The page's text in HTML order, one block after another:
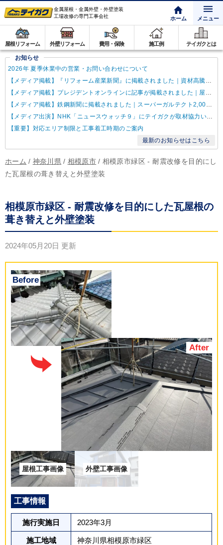
金属屋根・金属外壁・外壁塗装
工場改修の専門工事会社
ホーム メニュー
屋根リフォーム 外壁リフォーム 費用・保険 施工例 テイガクとは
お知らせ
2026年 夏季休業中の営業・お問い合わせについて
【メディア掲載】『リフォーム産業新聞』に掲載されました｜資材高騰・納期遅延に対するテイガクの取り組み
【メディア掲載】プレジデントオンラインに記事が掲載されました｜屋根点検商法について解説
【メディア掲載】鉄鋼新聞に掲載されました｜スーパーガルテクト2,000万㎡達成
【メディア出演】NHK「ニュースウォッチ９」にテイガクが取材協力いたしました
【重要】対応エリア制限と工事着工時期のご案内
最新のお知らせはこちら
ホーム / 神奈川県 / 相模原市 / 相模原市緑区 - 耐震改修を目的にし
た瓦屋根の葺き替えと外壁塗装
相模原市緑区 - 耐震改修を目的にした瓦屋根の
葺き替えと外壁塗装
2024年05月20日 更新
工事情報
施行実施日 2023年3月
施工地域 神奈川県相模原市緑区